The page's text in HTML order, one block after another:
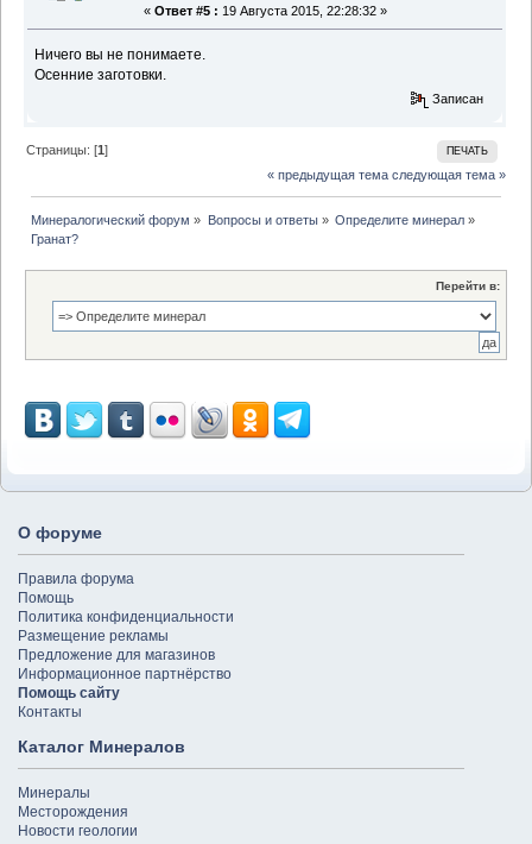
« Ответ #5 : 19 Августа 2015, 22:28:32 »
Ничего вы не понимаете.
Осенние заготовки.
Записан
ПЕЧАТЬ
Страницы: [1]
« предыдущая тема следующая тема »
Минералогический форум » Вопросы и ответы» Определите минерал»
Гранат?
Перейти в:
О форуме
Правила форума
Помощь
Политика конфиденциальности
Размещение рекламы
Предложение для магазинов
Информационное партнёрство
Помощь сайту
Контакты
Каталог Минералов
Минералы
Месторождения
Новости геологии